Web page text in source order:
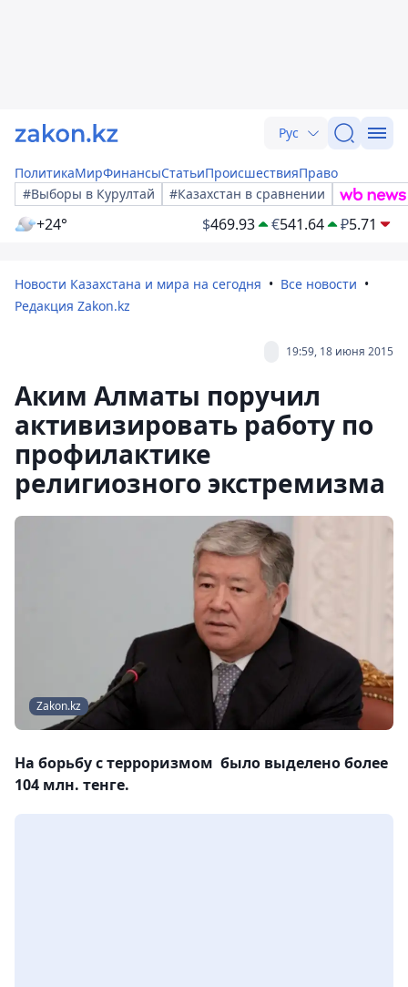
Рус
ПолитикаМирФинансыСтатьиПроисшествияПраво
#Выборы в Курултай
#Казахстан в сравнении
+24° $469.93 €541.64 ₽5.71
Новости Казахстана и мира на сегодня
Все новости
Редакция Zakon.kz
19:59, 18 июня 2015
Аким Алматы поручил
активизировать работу по
профилактике
религиозного экстремизма
Zakon.kz
На борьбу с терроризмом было выделено более
104 млн. тенге.